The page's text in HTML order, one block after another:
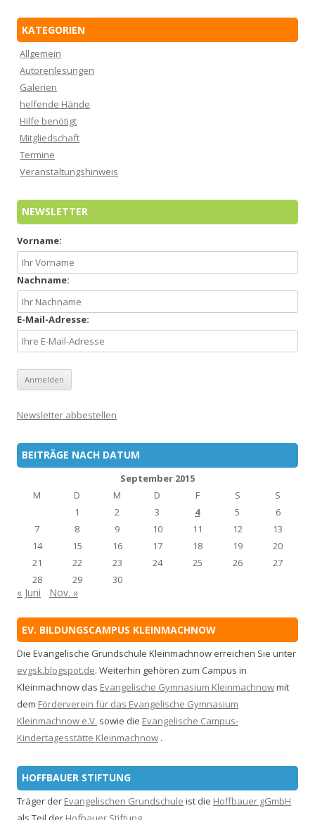
KATEGORIEN
Allgemein
Autorenlesungen
Galerien
helfende Hände
Hilfe benötigt
Mitgliedschaft
Termine
Veranstaltungshinweis
NEWSLETTER
Vorname:
Nachname:
E-Mail-Adresse:
Newsletter abbestellen
BEITRÄGE NACH DATUM
September 2015
M
D M D F S
S
1
2 3 4 5
6
7
8 9 10 11 12
13
14
15 16 17 18 19
20
21
22 23 24 25 26
27
28
29 30
« Juni Nov. »
EV. BILDUNGSCAMPUS KLEINMACHNOW
Die Evangelische Grundschule Kleinmachnow erreichen Sie unter
evgsk.blogspot.de. Weiterhin gehören zum Campus in
Kleinmachnow das Evangelische Gymnasium Kleinmachnowmit
dem Förderverein für das Evangelische Gymnasium
Kleinmachnow e.V. sowie die Evangelische Campus-
Kindertagesstätte Kleinmachnow .
HOFFBAUER STIFTUNG
Träger der Evangelischen Grundschule ist die Hoffbauer gGmbH